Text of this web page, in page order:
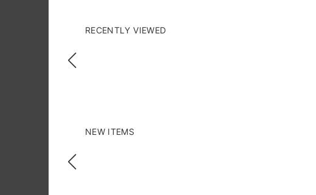
RECENTLY VIEWED
NEW ITEMS